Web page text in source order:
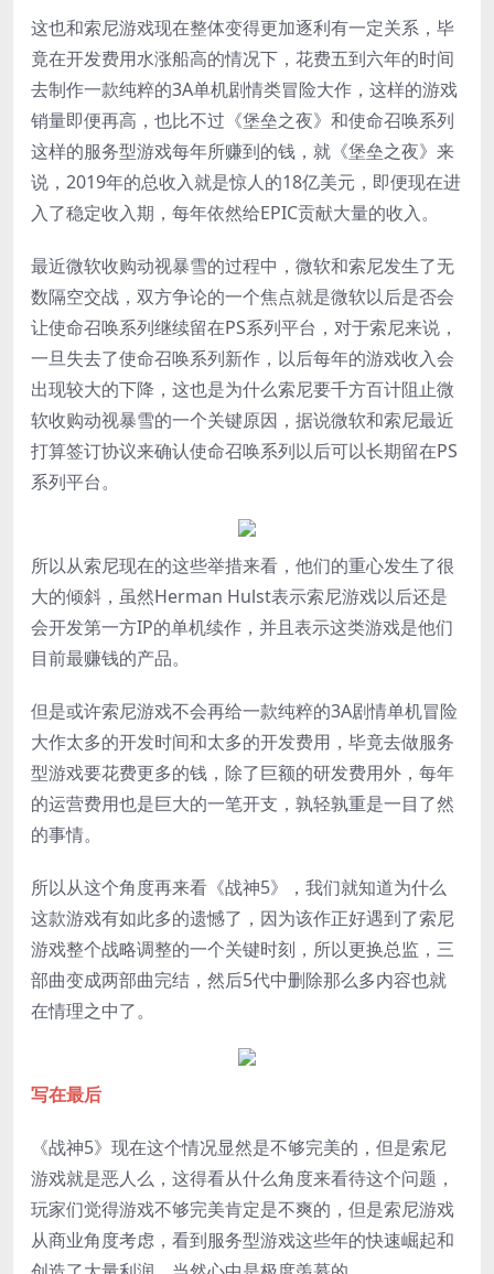
这也和索尼游戏现在整体变得更加逐利有一定关系，毕
竟在开发费用水涨船高的情况下，花费五到六年的时间
去制作一款纯粹的3A单机剧情类冒险大作，这样的游戏
销量即便再高，也比不过《堡垒之夜》和使命召唤系列
这样的服务型游戏每年所赚到的钱，就《堡垒之夜》来
说，2019年的总收入就是惊人的18亿美元，即便现在进
入了稳定收入期，每年依然给EPIC贡献大量的收入。
最近微软收购动视暴雪的过程中，微软和索尼发生了无
数隔空交战，双方争论的一个焦点就是微软以后是否会
让使命召唤系列继续留在PS系列平台，对于索尼来说，
一旦失去了使命召唤系列新作，以后每年的游戏收入会
出现较大的下降，这也是为什么索尼要千方百计阻止微
软收购动视暴雪的一个关键原因，据说微软和索尼最近
打算签订协议来确认使命召唤系列以后可以长期留在PS
系列平台。
所以从索尼现在的这些举措来看，他们的重心发生了很
大的倾斜，虽然Herman Hulst表示索尼游戏以后还是
会开发第一方IP的单机续作，并且表示这类游戏是他们
目前最赚钱的产品。
但是或许索尼游戏不会再给一款纯粹的3A剧情单机冒险
大作太多的开发时间和太多的开发费用，毕竟去做服务
型游戏要花费更多的钱，除了巨额的研发费用外，每年
的运营费用也是巨大的一笔开支，孰轻孰重是一目了然
的事情。
所以从这个角度再来看《战神5》，我们就知道为什么
这款游戏有如此多的遗憾了，因为该作正好遇到了索尼
游戏整个战略调整的一个关键时刻，所以更换总监，三
部曲变成两部曲完结，然后5代中删除那么多内容也就
在情理之中了。
写在最后
《战神5》现在这个情况显然是不够完美的，但是索尼
游戏就是恶人么，这得看从什么角度来看待这个问题，
玩家们觉得游戏不够完美肯定是不爽的，但是索尼游戏
从商业角度考虑，看到服务型游戏这些年的快速崛起和